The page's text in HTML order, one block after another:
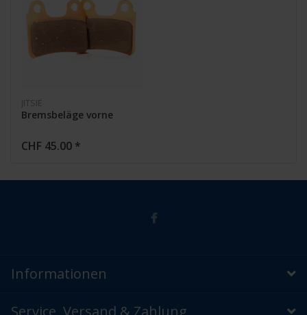
JITSIE
Bremsbeläge vorne
CHF 45.00 *
Informationen
Service, Versand & Zahlung